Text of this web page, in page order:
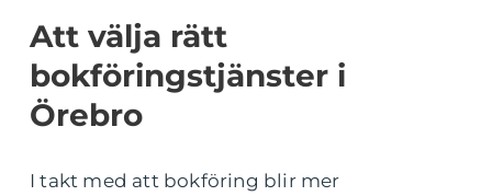
Att välja rätt
bokföringstjänster i
Örebro
I takt med att bokföring blir mer